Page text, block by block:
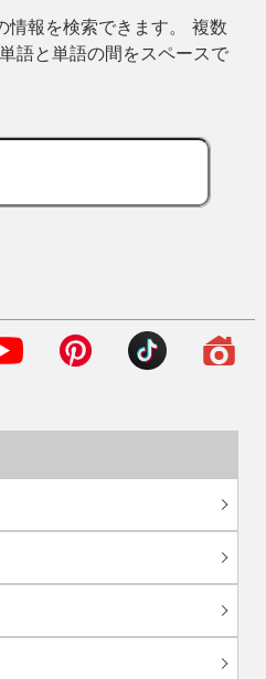
情報を検索できます。 複数
語と単語の間をスペースで